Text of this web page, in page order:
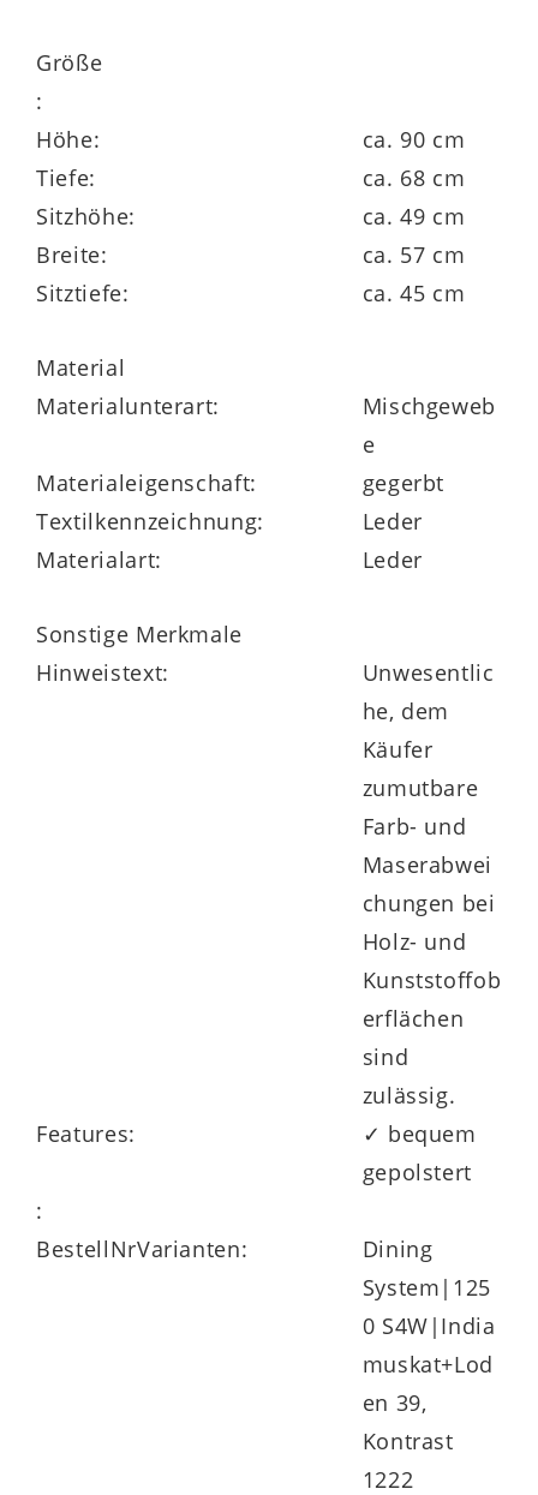
große Stoff- und Ledervielfalt, mit und
ohne Kontrastnaht
klimaschonend in Deutschland produziert
und mit dem Gütesiegel Goldenes M
ausgezeichnet
Größe
:
Höhe:
ca. 90 cm
Tiefe:
ca. 68 cm
Sitzhöhe:
ca. 49 cm
Breite:
ca. 57 cm
Sitztiefe:
ca. 45 cm
Material
Materialunterart:
Mischgeweb
e
Materialeigenschaft:
gegerbt
Textilkennzeichnung:
Leder
Materialart:
Leder
Sonstige Merkmale
Hinweistext:
Unwesentlic
he, dem
Käufer
zumutbare
Farb- und
Maserabwei
chungen bei
Holz- und
Kunststoffob
erflächen
sind
zulässig.
Features:
✓ bequem
gepolstert
:
BestellNrVarianten:
Dining
System|125
0 S4W|India
muskat+Lod
en 39,
Kontrast
1222